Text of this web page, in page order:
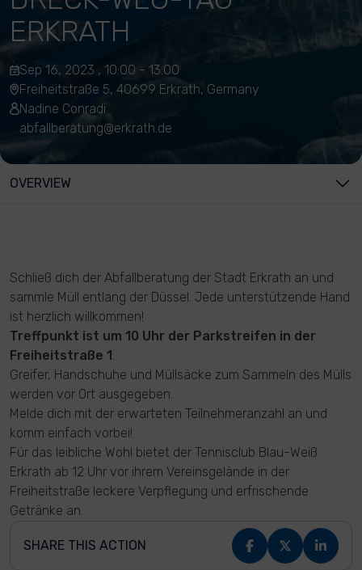
ERKRATH
Sep 16, 2023 , 10:00 - 13:00
Freiheitstraße 5, 40699 Erkrath, Germany
Nadine Conradi
abfallberatung@erkrath.de
OVERVIEW
Schließ dich der Abfallberatung der Stadt Erkrath an und
sammle Müll entlang der Düssel. Jede unterstützende Hand
ist herzlich willkommen!
Treffpunkt ist um 10 Uhr der Parkstreifen in der
Freiheitstraße 1.
Greifer, Handschuhe und Müllsäcke zum Sammeln des Mülls
werden vor Ort ausgegeben.
Melde dich mit der erwarteten Teilnehmeranzahl an und
komm einfach vorbei!
Für das leibliche Wohl bietet der Tennisclub Blau-Weiß
Erkrath ab 12 Uhr vor ihrem Vereinsgelände in der
Freiheitstraße leckere Verpflegung und erfrischende
Getränke an.
SHARE THIS ACTION